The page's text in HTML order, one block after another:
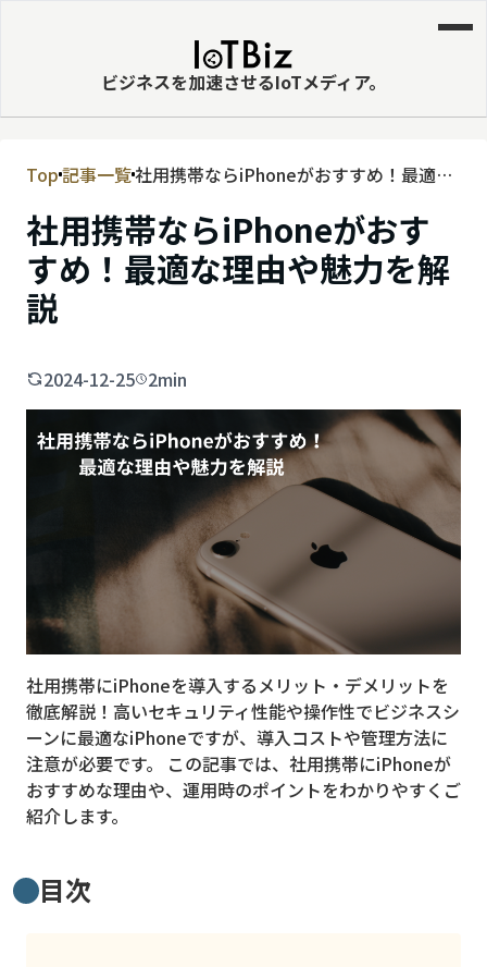
ビジネスを加速させるIoTメディア。
MVNE
エッジ
LPWA
DaaS
PaaS
ビッグデータ
スマート漁業
5G
クラウド
M2M
VPN
スマート〇〇
ドローン
Top記事一覧社用携帯ならiPhoneがおすすめ！最適な
社用携帯ならiPhoneがおす
すめ！最適な理由や魅力を解
説
2024-12-25 2min
社用携帯にiPhoneを導入するメリット・デメリットを
徹底解説！高いセキュリティ性能や操作性でビジネスシ
ーンに最適なiPhoneですが、導入コストや管理方法に
注意が必要です。 この記事では、社用携帯にiPhoneが
おすすめな理由や、運用時のポイントをわかりやすくご
紹介します。
目次